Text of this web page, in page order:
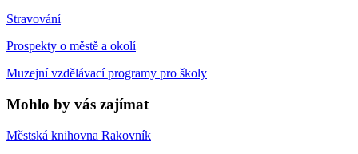
Stravování
Prospekty o městě a okolí
Muzejní vzdělávací programy pro školy
Mohlo by vás zajímat
Městská knihovna Rakovník